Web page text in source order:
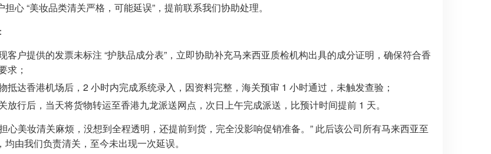
心 “美妆品类清关严格，可能延误”，提前联系我们协助处理。
客户提供的发票未标注 “护肤品成分表”，立即协助补充马来西亚质检机构出具的成分证明，确保符合香
求；
抵达香港机场后，2 小时内完成系统录入，因资料完整，海关预审 1 小时通过，未触发查验；
放行后，当天将货物转运至香港九龙派送网点，次日上午完成派送，比预计时间提前 1 天。
心美妆清关麻烦，没想到全程透明，还提前到货，完全没影响促销准备。” 此后该公司所有马来西亚至
由我们负责清关，至今未出现一次延误。